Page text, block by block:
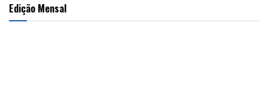
Edição Mensal